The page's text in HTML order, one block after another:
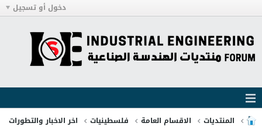
دخول أو تسجيل
المنتديات الاقسام العامة فلسطينيات اخر الاخبار والتطورات